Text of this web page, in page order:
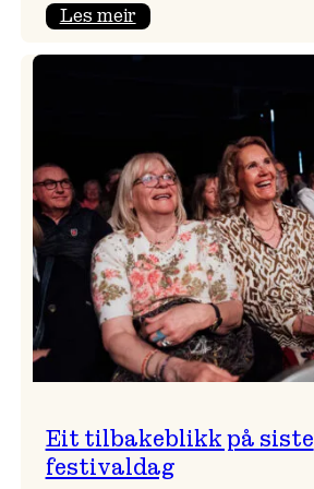
Les meir:
Eit tilbakeblikk på siste
festivaldag